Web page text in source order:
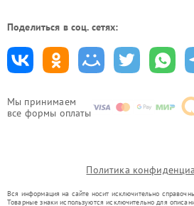
Мы принимаем
все формы оплаты
Поделиться в соц. сетях:
Политика
Вся информация на сайте носит исключительно
Товарные знаки используются исключительно для